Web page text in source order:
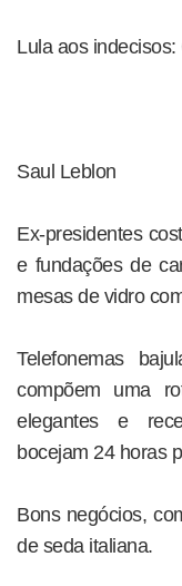
Lula aos
Saul Leblon
Ex-presidentes
e fundações de
mesas de vidro
Telefonemas
compõem uma
elegantes e
bocejam 24 horas
Bons negócios,
de seda italiana.